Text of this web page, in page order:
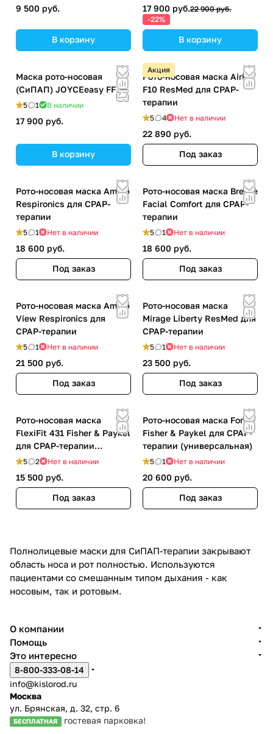
9 500 руб.
В корзину
17 900 руб.22 900 руб.
-22%
В корзину
Маска рото-носовая
(СиПАП) JOYCEeasy FF
5 1 В наличии
17 900 руб.
В корзину
Акция
Рото-носовая маска AirFit
F10 ResMed для CPAP-
терапии
5 4 Нет в наличии
22 890 руб.
Под заказ
Рото-носовая маска Amara
Respironics для CPAP-
терапии
5 1 Нет в наличии
18 600 руб.
Под заказ
Рото-носовая маска Breeze
Facial Comfort для CPAP-
терапии
5 1 Нет в наличии
18 600 руб.
Под заказ
Рото-носовая маска Amara
View Respironics для
CPAP-терапии
5 1 Нет в наличии
21 500 руб.
Под заказ
Рото-носовая маска
Mirage Liberty ResMed для
CPAP-терапии
5 1 Нет в наличии
23 500 руб.
Под заказ
Рото-носовая маска
FlexiFit 431 Fisher & Paykel
для CPAP-терапии
(универсальная)
5 2 Нет в наличии
15 500 руб.
Под заказ
Рото-носовая маска Forma
Fisher & Paykel для CPAP-
терапии (универсальная)
5 1 Нет в наличии
20 600 руб.
Под заказ
Полнолицевые маски для СиПАП-терапии закрывают
область носа и рот полностью. Используются
пациентами со смешанным типом дыхания - как
носовым, так и ротовым.
О компании
Помощь
Это интересно
8-800-333-08-14
info@kislorod.ru
Москва
ул. Брянская, д. 32, стр. 6
БЕСПЛАТНАЯ гостевая парковка!